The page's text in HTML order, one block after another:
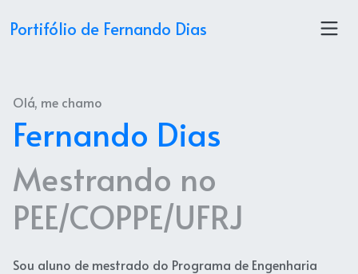
Portifólio de Fernando Dias
Olá, me chamo
Fernando Dias
Mestrando no
PEE/COPPE/UFRJ
Sou aluno de mestrado do Programa de Engenharia